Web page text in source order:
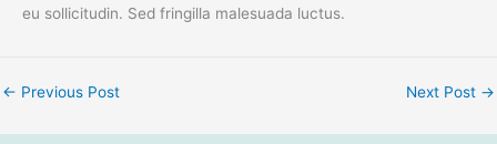
eu sollicitudin. Sed fringilla malesuada luctus.
← Previous Post Next Post →